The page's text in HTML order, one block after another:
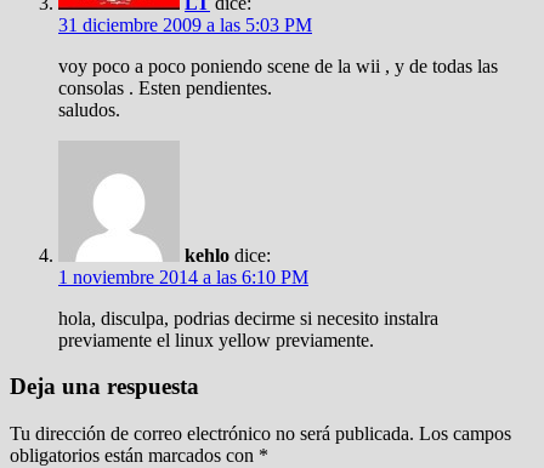
31 diciembre 2009 a las 5:03 PM
voy poco a poco poniendo scene de la wii , y de todas las
consolas . Esten pendientes.
saludos.
kehlo dice:
1 noviembre 2014 a las 6:10 PM
hola, disculpa, podrias decirme si necesito instalra
previamente el linux yellow previamente.
Deja una respuesta
Tu dirección de correo electrónico no será publicada. Los campos
obligatorios están marcados con *